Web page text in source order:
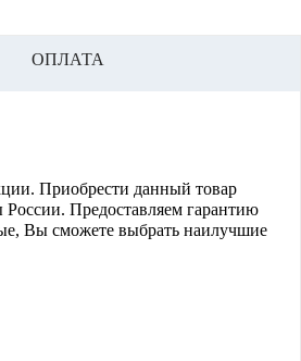
ОПЛАТА
Приобрести данный товар
Предоставляем гарантию
Вы сможете выбрать наилучшие